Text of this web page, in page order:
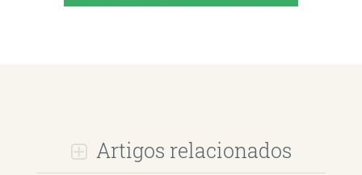
Artigos relacionados